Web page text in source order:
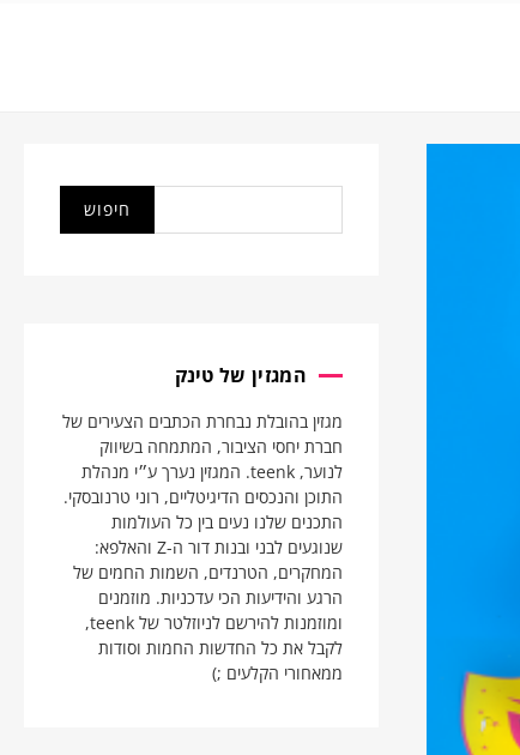
המגזין של טינק
מגזין בהובלת נבחרת הכתבים הצעירים של
חברת יחסי הציבור, המתמחה בשיווק
לנוער, teenk. המגזין נערך ע״י מנהלת
התוכן והנכסים הדיגיטליים, רוני טרנובסקי.
התכנים שלנו נעים בין כל העולמות
שנוגעים לבני ובנות דור ה-Z והאלפא:
המחקרים, הטרנדים, השמות החמים של
הרגע והידיעות הכי עדכניות. מוזמנים
ומוזמנות להירשם לניוזלטר של teenk,
לקבל את כל החדשות החמות וסודות
ממאחורי הקלעים ;)